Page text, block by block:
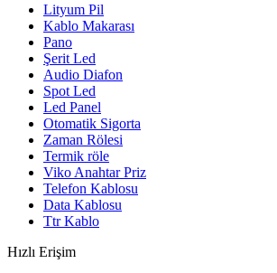
Lityum Pil
Kablo Makarası
Pano
Şerit Led
Audio Diafon
Spot Led
Led Panel
Otomatik Sigorta
Zaman Rölesi
Termik röle
Viko Anahtar Priz
Telefon Kablosu
Data Kablosu
Ttr Kablo
Hızlı Erişim